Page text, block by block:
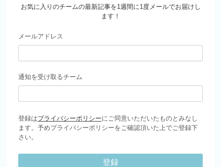
お気に入りのチームの最新記事を1週間に1度メールでお届けし
ます！
メールアドレス
通知を受け取るチーム
登録はプライバシーポリシーにご同意いただいたものとみなし
ます。予めプライバシーポリシーをご確認頂いた上でご登録下
さい。
登録